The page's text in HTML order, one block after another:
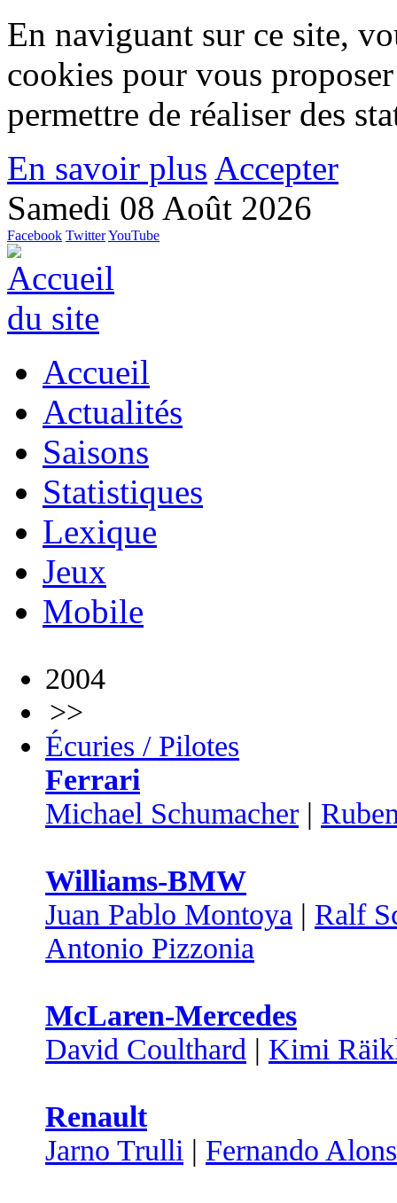
En naviguant sur ce site,
cookies pour vous
permettre de réaliser des
En savoir plus Accepter
Samedi 08 Août 2026
Facebook TwitterYouTube
Accueil
Actualités
Saisons
Statistiques
Lexique
Jeux
Mobile
2004
>>
Écuries / Pilotes
Ferrari
Michael Schumacher |
Williams-BMW
Juan Pablo Montoya | Ralf
Antonio Pizzonia
McLaren-Mercedes
David Coulthard | Kimi
Renault
Jarno Trulli | Fernando